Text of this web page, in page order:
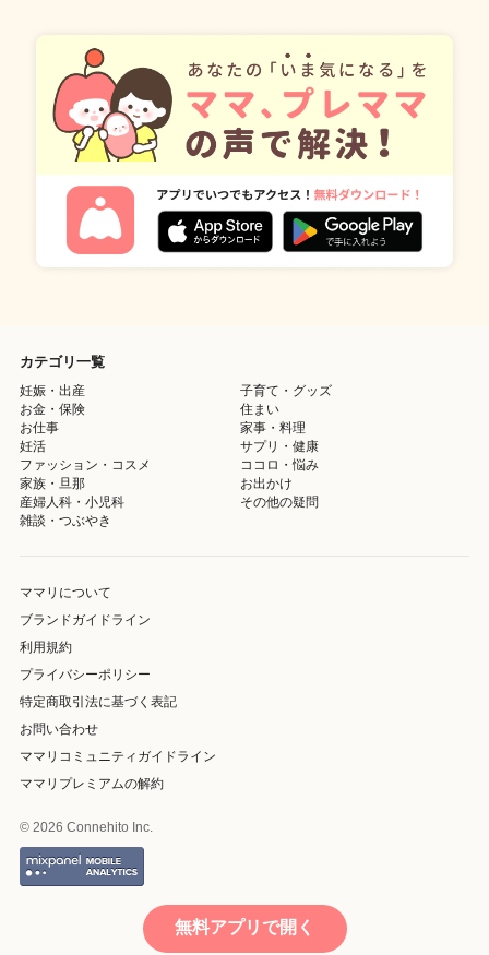
カテゴリ一覧
妊娠・出産
子育て・グッズ
お金・保険
住まい
お仕事
家事・料理
妊活
サプリ・健康
ファッション・コスメ
ココロ・悩み
家族・旦那
お出かけ
産婦人科・小児科
その他の疑問
雑談・つぶやき
ママリについて
ブランドガイドライン
利用規約
プライバシーポリシー
特定商取引法に基づく表記
お問い合わせ
ママリコミュニティガイドライン
ママリプレミアムの解約
© 2026 Connehito Inc.
無料アプリで開く